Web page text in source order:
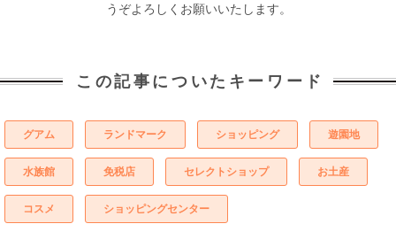
うぞよろしくお願いいたします。
この記事についたキーワード
グアム ランドマーク ショッピング 遊園地
水族館 免税店 セレクトショップ お土産
コスメ ショッピングセンター